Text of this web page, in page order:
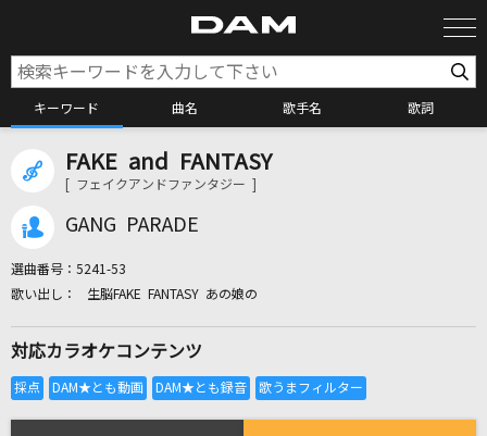
キーワード 曲名 歌手名 歌詞
カラオケ検索
全国りれき
FAKE and FANTASY
[ フェイクアンドファンタジー ]
GANG PARADE
選曲番号： 5241-53
生脳FAKE FANTASY あの娘の
対応カラオケコンテンツ